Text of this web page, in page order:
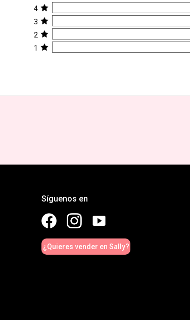
4
3
2
1
Síguenos en
¿Quieres vender en Sally?